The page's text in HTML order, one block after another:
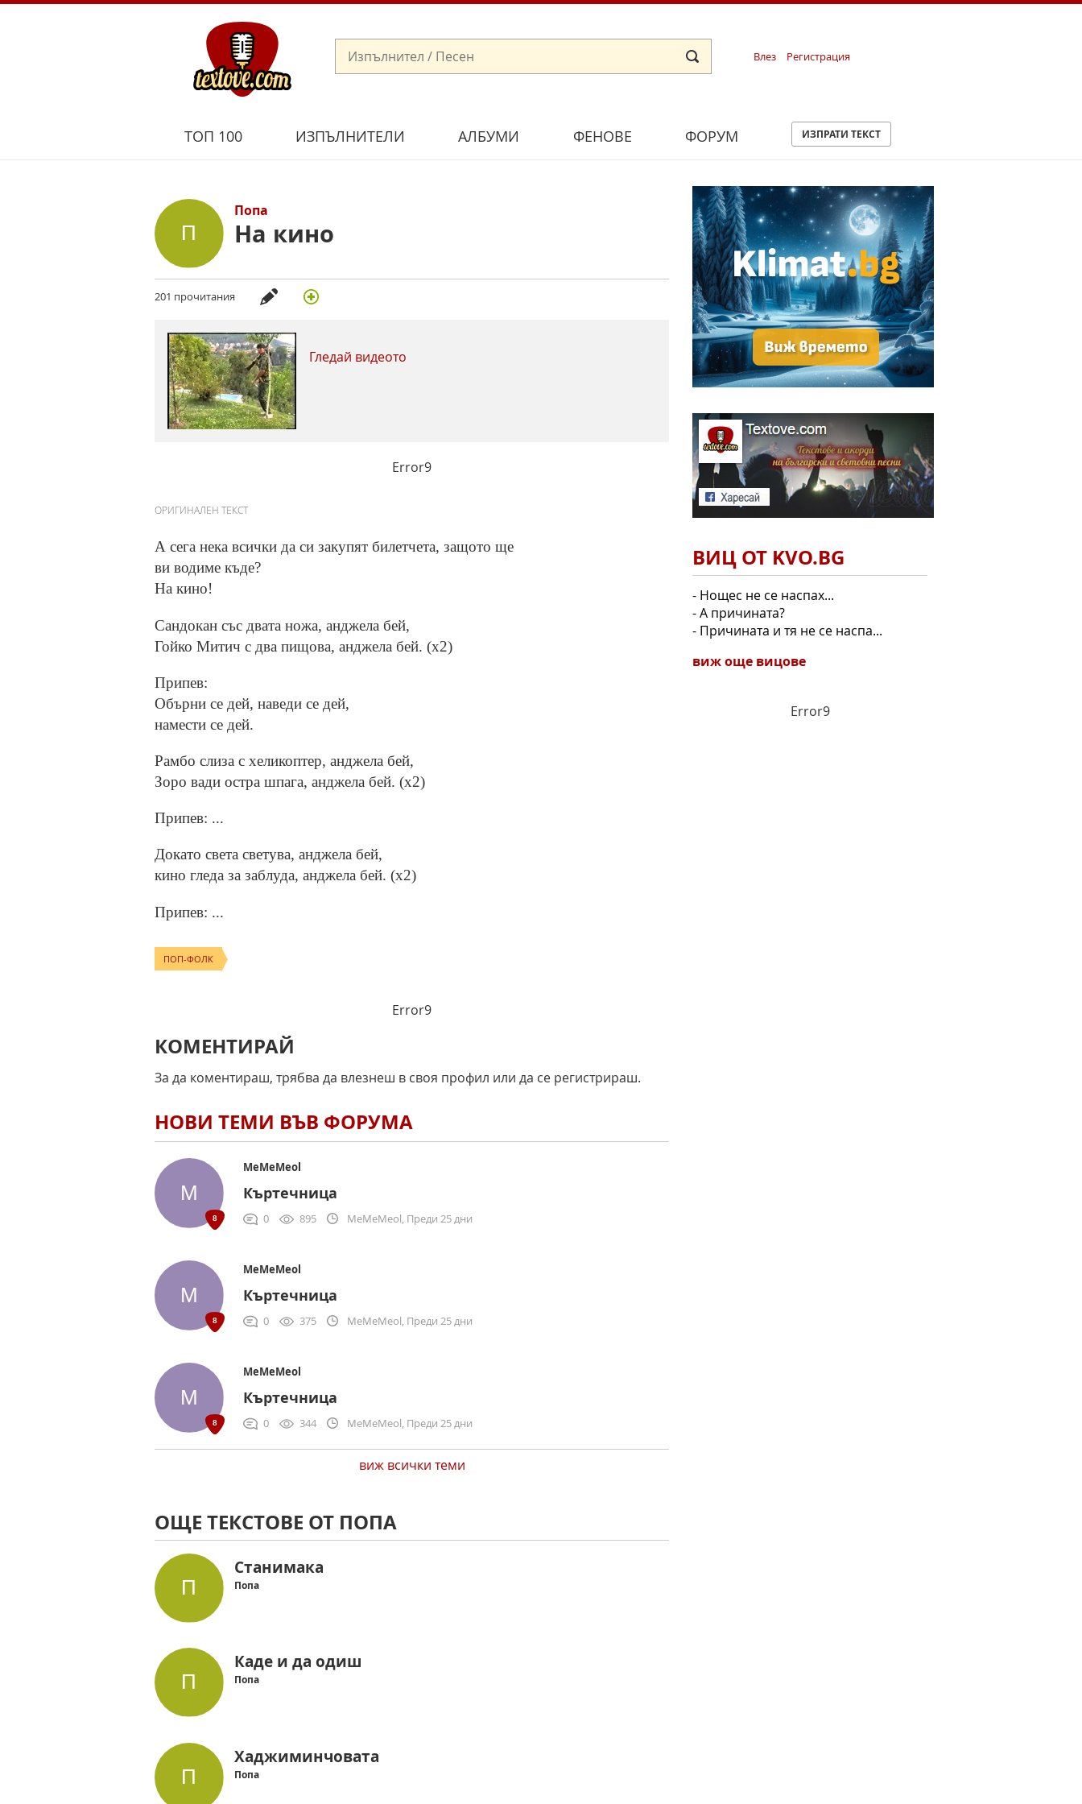
Влез Регистрация
ТОП 100 ИЗПЪЛНИТЕЛИ АЛБУМИ ФЕНОВЕ ФОРУМ ИЗПРАТИ ТЕКСТ
Попа
На кино
201 прочитания
Гледай видеото
Error9
ОРИГИНАЛЕН ТЕКСТ
А сега нека всички да си закупят билетчета, защото ще
ви водиме къде?
На кино!
Сандокан със двата ножа, анджела бей,
Гойко Митич с два пищова, анджела бей. (x2)
Припев:
Обърни се дей, наведи се дей,
намести се дей.
Рамбо слиза с хеликоптер, анджела бей,
Зоро вади остра шпага, анджела бей. (x2)
Припев: ...
Докато света светува, анджела бей,
кино гледа за заблуда, анджела бей. (x2)
Припев: ...
ПОП-ФОЛК
Error9
КОМЕНТИРАЙ
За да коментираш, трябва да влезнеш в своя профил или да се регистрираш.
НОВИ ТЕМИ ВЪВ ФОРУМА
MeMeMeol
Къртечница
0 895 MeMeMeol, Преди 25 дни
MeMeMeol
Къртечница
0 375 MeMeMeol, Преди 25 дни
MeMeMeol
Къртечница
0 344 MeMeMeol, Преди 25 дни
виж всички теми
ОЩЕ ТЕКСТОВЕ ОТ ПОПА
Станимака
Попа
Каде и да одиш
Попа
Хаджиминчовата
Попа
ВИЦ ОТ KVO.BG
- Нощес не се наспах...
- А причината?
- Причината и тя не се наспа...
виж още вицове
Error9